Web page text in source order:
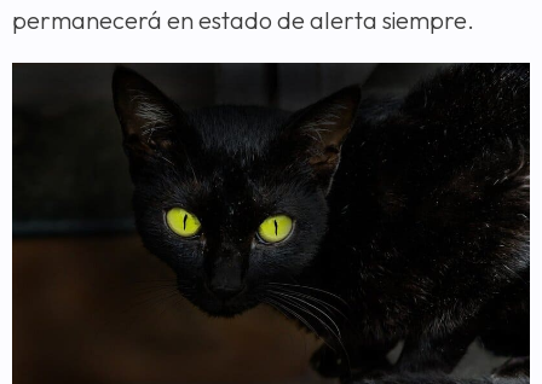
permanecerá en estado de alerta siempre.